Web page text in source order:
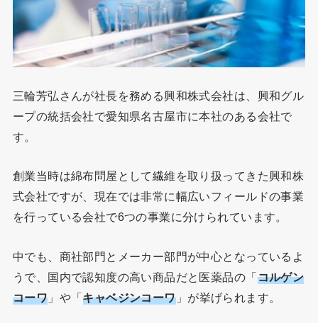
三輪芳弘さんが社長を務める興和株式会社は、興和グル
ープの統括会社で愛知県名古屋市に本社のある会社で
す。
創業当時は綿布問屋として繊維を取り扱ってきた興和株
式会社ですが、現在では非常に幅広いフィールドの事業
を行っている会社で6つの事業に分けられています。
中でも、商社部門とメーカー部門が中心となっているよ
うで、国内で認知度の高い商品だと医薬品の「コルゲン
コーワ 」や「キャベジンコーワ」が挙げられます。